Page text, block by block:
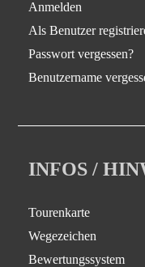
Anmelden
Als Benutzer
Passwort vergessen?
Benutzername
INFOS /
Tourenkarte
Wegezeichen
Bewertungssystem